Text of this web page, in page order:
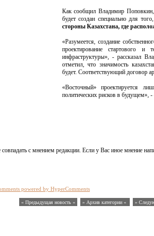
Как сообщил Владимир Поповкин,
будет создан специально для
стороны Казахстана, где
«Разумеется, создание
проектирование стартового и
инфраструктуры», - рассказал
отметил, что значимость
будет. Соответствующий договор
«Восточный» проектируется
политических рисков в будущем»,
с мнением редакции. Если у Вас иное мнение
powered by HyperComments
« Предыдущая новость « » Архив категории « »